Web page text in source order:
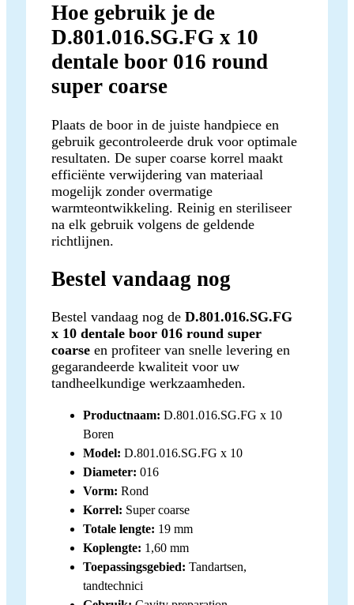
Hoe gebruik je de
D.801.016.SG.FG x 10
dentale boor 016 round
super coarse
Plaats de boor in de juiste handpiece en
gebruik gecontroleerde druk voor optimale
resultaten. De super coarse korrel maakt
efficiënte verwijdering van materiaal
mogelijk zonder overmatige
warmteontwikkeling. Reinig en steriliseer
na elk gebruik volgens de geldende
richtlijnen.
Bestel vandaag nog
Bestel vandaag nog de D.801.016.SG.FG
x 10 dentale boor 016 round super
coarse en profiteer van snelle levering en
gegarandeerde kwaliteit voor uw
tandheelkundige werkzaamheden.
Productnaam: D.801.016.SG.FG x 10
Boren
Model: D.801.016.SG.FG x 10
Diameter: 016
Vorm: Rond
Korrel: Super coarse
Totale lengte: 19 mm
Koplengte: 1,60 mm
Toepassingsgebied: Tandartsen,
tandtechnici